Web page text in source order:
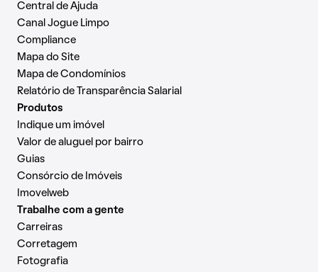
Central de Ajuda
Canal Jogue Limpo
Compliance
Mapa do Site
Mapa de Condomínios
Relatório de Transparência Salarial
Produtos
Indique um imóvel
Valor de aluguel por bairro
Guias
Consórcio de Imóveis
Imovelweb
Trabalhe com a gente
Carreiras
Corretagem
Fotografia